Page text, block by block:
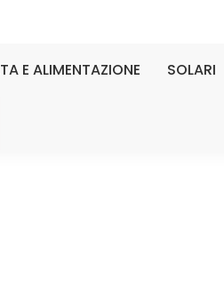
E ALIMENTAZIONE SOLARI